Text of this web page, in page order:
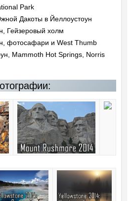
Park
Дакоты в Йеллоустоун
Гейзеровый холм
фотосафари и West Thumb
Mammoth Hot Springs, Norris